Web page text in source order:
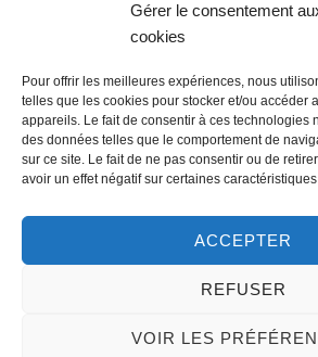
Gérer le consentement
cookies
Pour offrir les meilleures expériences, nous
telles que les cookies pour stocker et/ou accéder
appareils. Le fait de consentir à ces technologies
des données telles que le comportement de
sur ce site. Le fait de ne pas consentir ou de
avoir un effet négatif sur certaines
ACCEPTER
REFUSER
VOIR LES
Mairie de Meung-sur-Loire
Mairie,
32 rue du Général de
45130 Meung-sur-
02 38 46 94
mairie@meung-sur-
Horaires